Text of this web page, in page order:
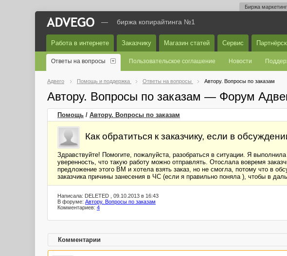
Биржа
— биржа копирайтинга №1
Работа в интернете Заказчику Магазин статей Сервис
Ответы на вопросы Пользовательское соглашение Новости
Адвего Помощь и поддержка Ответы на вопросы Автору. Вопросы по заказам
Автору. Вопросы по заказам — Форум
Помощь / Автору. Вопросы по заказам
Как обратиться к заказчику, если в
Здравствуйте! Помогите, пожалуйста, разобраться в ситуации. Я
уверенность, что такую работу можно отправлять. Отослала вовремя
предложение этого ВМ и хотела взять заказ, но не смогла, потому что в
заказчика причины занесения в ЧС (если я правильно поняла ), чтобы в
Написала: DELETED , 09.10.2013 в 16:43
В форуме: Автору. Вопросы по заказам
Комментариев: 4
Комментарии